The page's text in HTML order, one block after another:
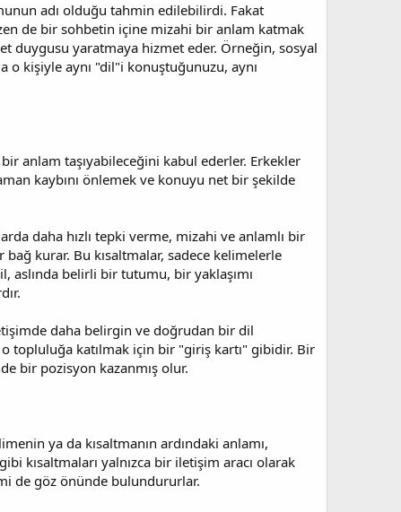
adı olduğu tahmin edilebilirdi. Fakat
de bir sohbetin içine mizahi bir anlam katmak
duygusu yaratmaya hizmet eder. Örneğin, sosyal
o kişiyle aynı "dil"i konuştuğunuzu, aynı
anlam taşıyabileceğini kabul ederler. Erkekler
kaybını önlemek ve konuyu net bir şekilde
daha hızlı tepki verme, mizahi ve anlamlı bir
kurar. Bu kısaltmalar, sadece kelimelerle
aslında belirli bir tutumu, bir yaklaşımı
daha belirgin ve doğrudan bir dil
topluluğa katılmak için bir "giriş kartı" gibidir. Bir
bir pozisyon kazanmış olur.
ya da kısaltmanın ardındaki anlamı,
kısaltmaları yalnızca bir iletişim aracı olarak
de göz önünde bulundururlar.